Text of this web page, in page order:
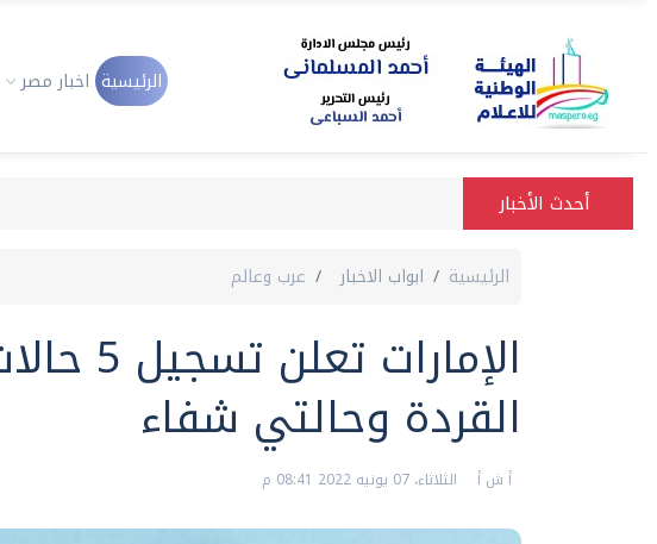
الرئيسية اخبار مصر
أحدث الأخبار
الرئيسية ابواب الاخبار عرب وعالم
القردة وحالتي شفاء
أ ش أ الثلاثاء، 07 يونيه 2022 08:41 م